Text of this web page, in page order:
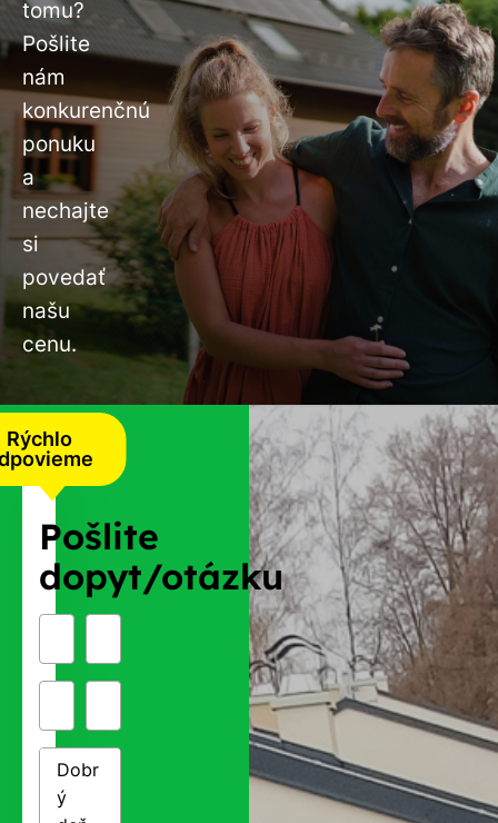
tomu?
Pošlite
nám
konkurenčnú
ponuku
a
nechajte
si
povedať
našu
cenu.
Rýchlo
Pošlite
dopyt/otázku